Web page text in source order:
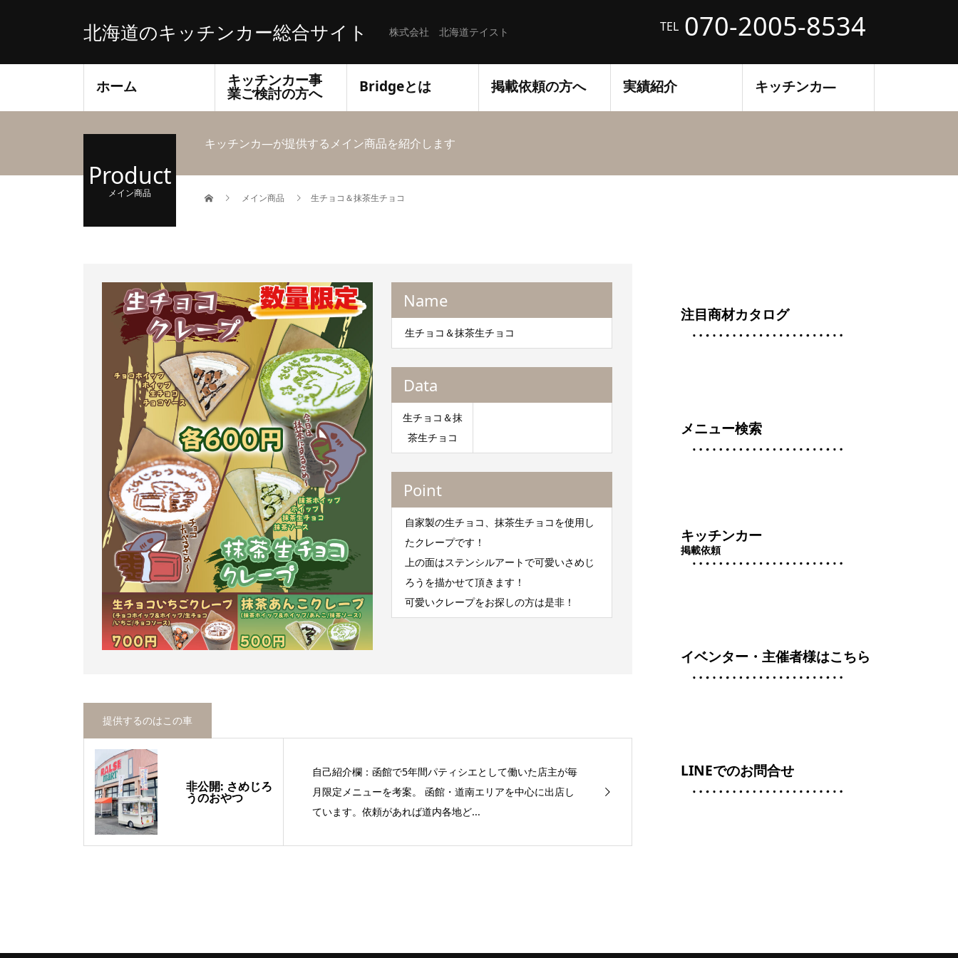
北海道のキッチンカー総合サイト 株式会社 北海道テイスト TEL 070-2005-8534
ホーム キッチンカー事
業ご検討の方へ Bridgeとは 掲載依頼の方へ 実績紹介 キッチンカ―
Product
メイン商品
キッチンカ―が提供するメイン商品を紹介します
メイン商品 生チョコ＆抹茶生チョコ
Name
生チョコ＆抹茶生チョコ
Data
生チョコ＆抹
茶生チョコ
Point
自家製の生チョコ、抹茶生チョコを使用し
たクレープです！
上の面はステンシルアートで可愛いさめじ
ろうを描かせて頂きます！
可愛いクレープをお探しの方は是非！
提供するのはこの車
非公開: さめじろ
うのおやつ
自己紹介欄：函館で5年間パティシエとして働いた店主が毎
月限定メニューを考案。 函館・道南エリアを中心に出店し
ています。依頼があれば道内各地ど...
注目商材カタログ
メニュー検索
キッチンカー
掲載依頼
イベンター・主催者様はこちら
LINEでのお問合せ